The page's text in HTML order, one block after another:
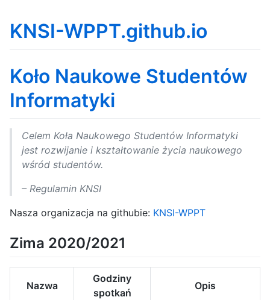
KNSI-WPPT.github.io
Koło Naukowe Studentów
Informatyki
Celem Koła Naukowego Studentów Informatyki
jest rozwijanie i kształtowanie życia naukowego
wśród studentów.
– Regulamin KNSI
Nasza organizacja na githubie: KNSI-WPPT
Zima 2020/2021
Nazwa
Godziny
spotkań
Opis